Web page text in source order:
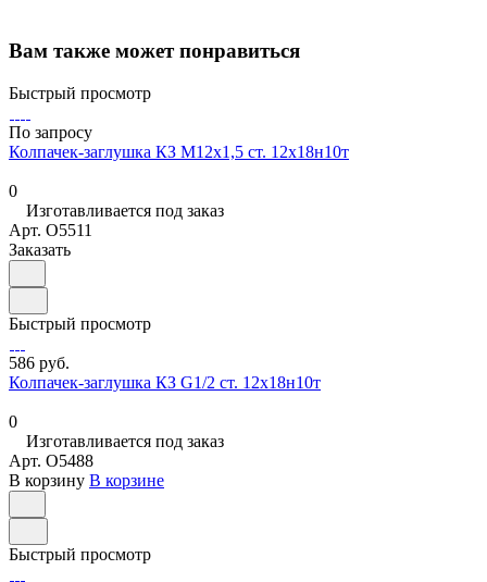
Вам также может понравиться
Быстрый просмотр
По запросу
Колпачек-заглушка КЗ М12х1,5 ст. 12х18н10т
0
Изготавливается под заказ
Арт. O5511
Заказать
Быстрый просмотр
586 руб.
Колпачек-заглушка КЗ G1/2 ст. 12х18н10т
0
Изготавливается под заказ
Арт. O5488
В корзину В корзине
Быстрый просмотр